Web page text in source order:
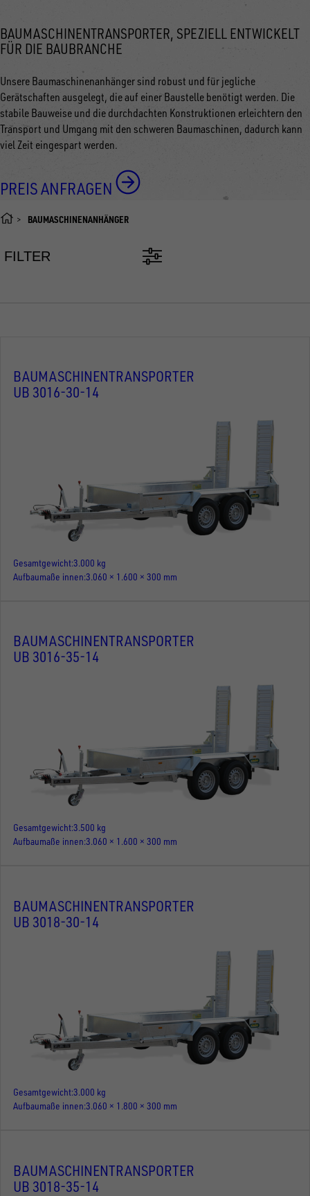
BAUMASCHINENTRANSPORTER, SPEZIELL ENTWICKELT
FÜR DIE BAUBRANCHE
Unsere Baumaschinenanhänger sind robust und für jegliche
Gerätschaften ausgelegt, die auf einer Baustelle benötigt werden. Die
stabile Bauweise und die durchdachten Konstruktionen erleichtern den
Transport und Umgang mit den schweren Baumaschinen, dadurch kann
viel Zeit eingespart werden.
PREIS ANFRAGEN
BAUMASCHINENANHÄNGER
FILTER
BAUMASCHINENTRANSPORTER
UB 3016-30-14
Gesamtgewicht3.000 kg
Aufbaumaße innen 3.060 × 1.600 × 300 mm
BAUMASCHINENTRANSPORTER
UB 3016-35-14
Gesamtgewicht3.500 kg
Aufbaumaße innen 3.060 × 1.600 × 300 mm
BAUMASCHINENTRANSPORTER
UB 3018-30-14
Gesamtgewicht3.000 kg
Aufbaumaße innen 3.060 × 1.800 × 300 mm
BAUMASCHINENTRANSPORTER
UB 3018-35-14